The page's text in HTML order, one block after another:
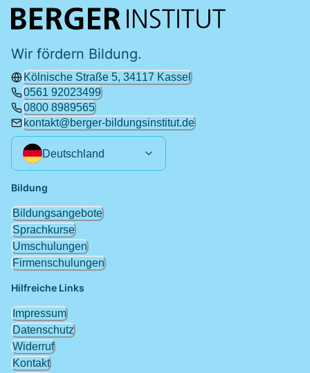
Wir fördern Bildung.
Kölnische Straße 5, 34117 Kassel
0561 92023499
0800 8989565
kontakt@berger-bildungsinstitut.de
Deutschland
Hilfreiche Links
Impressum
Datenschutz
Widerruf
Kontakt
Bildung
Bildungsangebote
Sprachkurse
Umschulungen
Firmenschulungen